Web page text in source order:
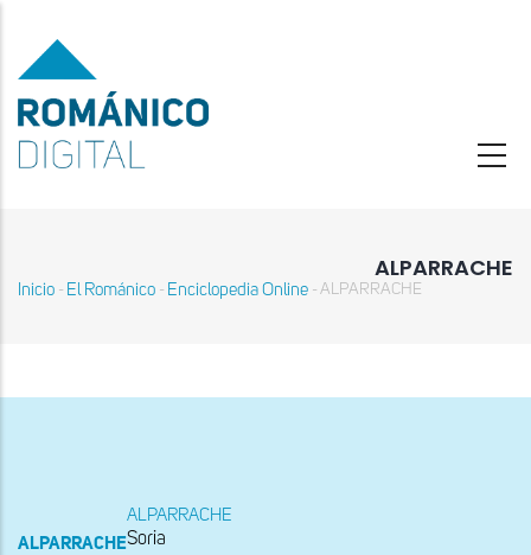
contenido
principal
ALPARRACHE
navegación
Inicio - El Románico - Enciclopedia Online - ALPARRACHE
ALPARRACHE
ALPARRACHE
Soria